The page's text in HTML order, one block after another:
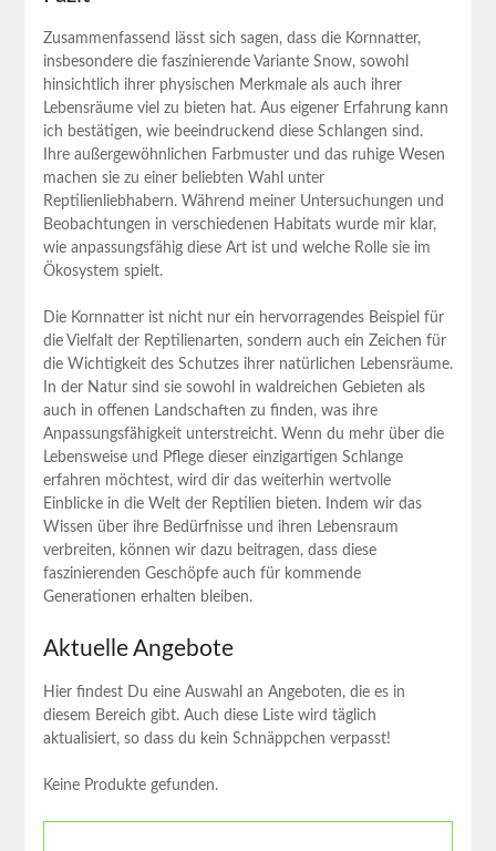
Zusammenfassend lässt sich sagen, ‍dass die Kornnatter, ​
insbesondere⁣ die faszinierende Variante⁤ Snow, sowohl
hinsichtlich ihrer‌ physischen Merkmale⁢ als auch ihrer
Lebensräume viel zu bieten hat. Aus eigener Erfahrung kann‌
ich bestätigen, wie ⁤beeindruckend​ diese Schlangen⁣ sind.
Ihre⁢ außergewöhnlichen Farbmuster‍ und ​das ruhige Wesen⁣
machen sie ‌zu einer beliebten Wahl unter
Reptilienliebhabern. Während meiner ⁢Untersuchungen‌ und
Beobachtungen in​ verschiedenen Habitats‌ wurde mir‍ klar,
wie anpassungsfähig diese Art ⁣ist ⁤und welche Rolle sie im
Ökosystem spielt.
Die‌ Kornnatter ⁤ist nicht nur ein ⁤hervorragendes ‌Beispiel für⁢
die Vielfalt der Reptilienarten,⁢ sondern auch ein Zeichen für
die⁣ Wichtigkeit des⁣ Schutzes⁣ ihrer natürlichen Lebensräume.
In der Natur⁢ sind ‌sie ⁤sowohl in waldreichen Gebieten als
auch in offenen Landschaften zu finden, was‍ ihre
Anpassungsfähigkeit unterstreicht. Wenn du‌ mehr ⁣über‍ die
Lebensweise und Pflege dieser einzigartigen Schlange
erfahren möchtest, wird dir das ​weiterhin wertvolle
‍Einblicke‍ in die Welt der Reptilien bieten. Indem wir das
Wissen über ihre Bedürfnisse und ihren Lebensraum
verbreiten,‍ können wir dazu beitragen, dass diese⁤
faszinierenden Geschöpfe auch ⁣für kommende
Generationen⁣ erhalten bleiben.
Aktuelle Angebote
Hier findest Du eine Auswahl an Angeboten, die es in
diesem Bereich gibt. Auch diese Liste wird täglich
aktualisiert, so dass du kein Schnäppchen verpasst!
Keine Produkte gefunden.